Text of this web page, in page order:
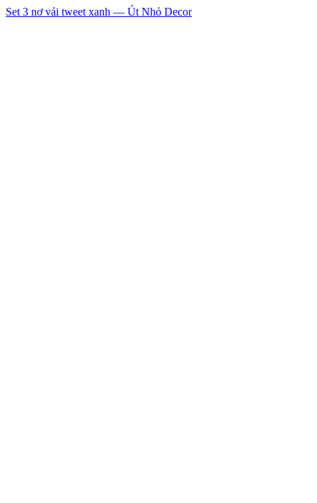
Set 3 nơ vải tweet xanh — Út Nhỏ Decor